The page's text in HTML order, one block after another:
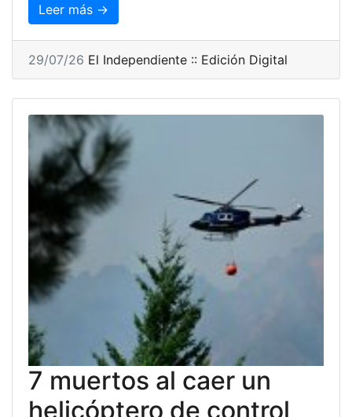
Leer más →
29/07/26 El Independiente :: Edición Digital
7 muertos al caer un
helicóptero de control